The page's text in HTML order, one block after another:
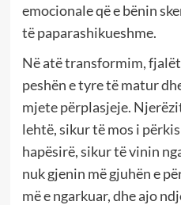
emocionale që e bënin
të paparashikueshme.
Në atë transformim,
peshën e tyre të matur
mjete përplasjeje.
lehtë, sikur të mos i
hapësirë, sikur të vinin
nuk gjenin më gjuhën e
më e ngarkuar, dhe ajo